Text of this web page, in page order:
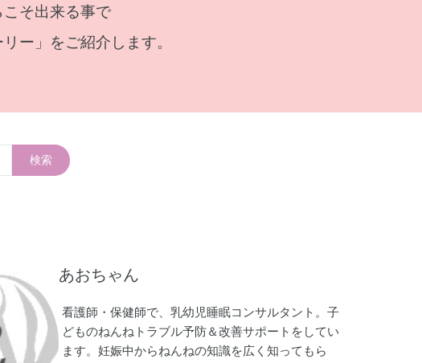
そ出来る事で
ー」をご紹介します。
検索
あおちゃん
看護師・保健師で、乳幼児睡眠コンサルタント。子
どものねんねトラブル予防＆改善サポートをしてい
ます。妊娠中からねんねの知識を広く知ってもら